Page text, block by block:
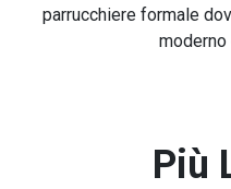
parrucchiere formale
moderno
Più